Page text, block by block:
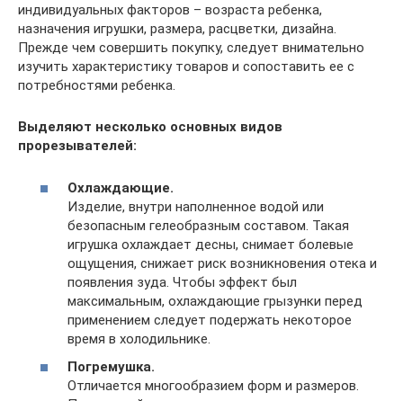
индивидуальных факторов – возраста ребенка,
назначения игрушки, размера, расцветки, дизайна.
Прежде чем совершить покупку, следует внимательно
изучить характеристику товаров и сопоставить ее с
потребностями ребенка.
Выделяют несколько основных видов
прорезывателей:
Охлаждающие.
Изделие, внутри наполненное водой или
безопасным гелеобразным составом. Такая
игрушка охлаждает десны, снимает болевые
ощущения, снижает риск возникновения отека и
появления зуда. Чтобы эффект был
максимальным, охлаждающие грызунки перед
применением следует подержать некоторое
время в холодильнике.
Погремушка.
Отличается многообразием форм и размеров.